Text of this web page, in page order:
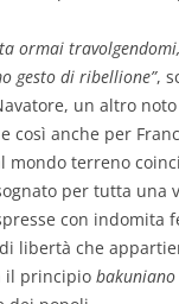
ormai
gesto di ribellione”,
un altro
così anche per
mondo terreno
per tutta una
con indomita
libertà che
il principio bakuniano